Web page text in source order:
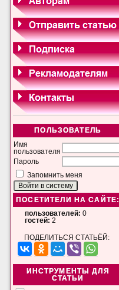
ПОЛЬЗОВАТЕЛЬ
Имя
пользователя
Пароль
Запомнить меня
ПОСЕТИТЕЛИ НА САЙТЕ:
пользователей: 0
гостей: 2
ПОДЕЛИТЬСЯ СТАТЬЁЙ:
ИНСТРУМЕНТЫ ДЛЯ
СТАТЬИ